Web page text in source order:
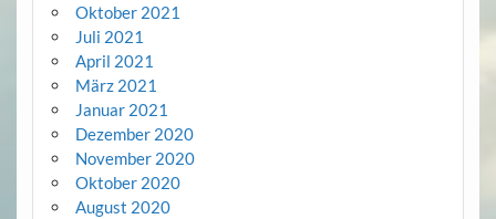
Oktober 2021
Juli 2021
April 2021
März 2021
Januar 2021
Dezember 2020
November 2020
Oktober 2020
August 2020